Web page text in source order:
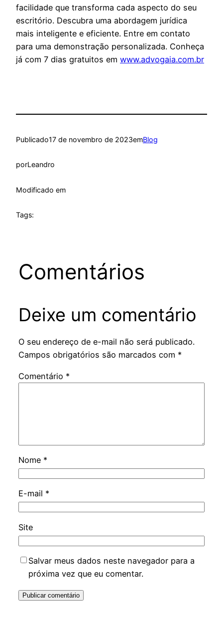
facilidade que transforma cada aspecto do seu
escritório. Descubra uma abordagem jurídica
mais inteligente e eficiente. Entre em contato
para uma demonstração personalizada. Conheça
já com 7 dias gratuitos em www.advogaia.com.br
Publicado17 de novembro de 2023emBlog
porLeandro
Modificado em
Tags:
Comentários
Deixe um comentário
O seu endereço de e-mail não será publicado.
Campos obrigatórios são marcados com *
Comentário *
Nome *
E-mail *
Site
Salvar meus dados neste navegador para a
próxima vez que eu comentar.